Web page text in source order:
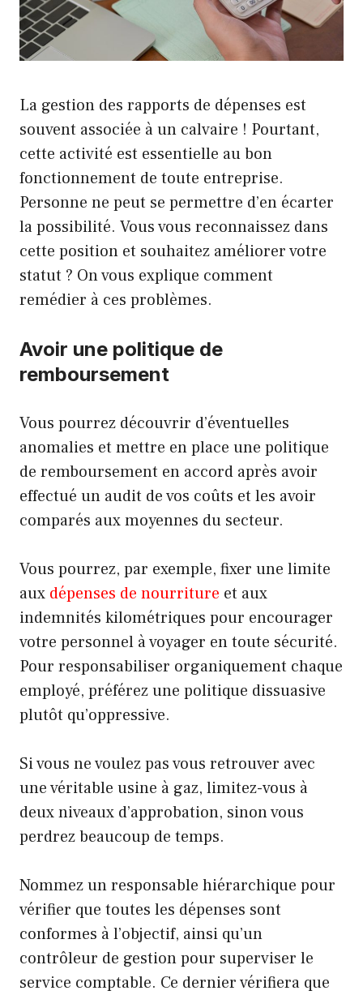
La gestion des rapports de dépenses est
souvent associée à un calvaire ! Pourtant,
cette activité est essentielle au bon
fonctionnement de toute entreprise.
Personne ne peut se permettre d’en écarter
la possibilité. Vous vous reconnaissez dans
cette position et souhaitez améliorer votre
statut ? On vous explique comment
remédier à ces problèmes.
Avoir une politique de
remboursement
Vous pourrez découvrir d’éventuelles
anomalies et mettre en place une politique
de remboursement en accord après avoir
effectué un audit de vos coûts et les avoir
comparés aux moyennes du secteur.
Vous pourrez, par exemple, fixer une limite
aux dépenses de nourriture et aux
indemnités kilométriques pour encourager
votre personnel à voyager en toute sécurité.
Pour responsabiliser organiquement chaque
employé, préférez une politique dissuasive
plutôt qu’oppressive.
Si vous ne voulez pas vous retrouver avec
une véritable usine à gaz, limitez-vous à
deux niveaux d’approbation, sinon vous
perdrez beaucoup de temps.
Nommez un responsable hiérarchique pour
vérifier que toutes les dépenses sont
conformes à l’objectif, ainsi qu’un
contrôleur de gestion pour superviser le
service comptable. Ce dernier vérifiera que